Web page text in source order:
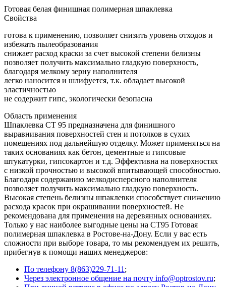
Готовая белая финишная полимерная шпаклевка
Свойства
готова к применению, позволяет снизить уровень отходов и
избежать пылеобразования
снижает расход краски за счет высокой степени белизны
позволяет получить максимально гладкую поверхность,
благодаря мелкому зерну наполнителя
легко наносится и шлифуется, т.к. обладает высокой
эластичностью
не содержит гипс, экологически безопасна
Область применения
Шпаклевка CT 95 предназначена для финишного
выравнивания поверхностей стен и потолков в сухих
помещениях под дальнейшую отделку. Может применяться на
таких основаниях как бетон, цементные и гипсовые
штукатурки, гипсокартон и т.д. Эффективна на поверхностях
с низкой прочностью и высокой впитывающей способностью.
Благодаря содержанию мелкодисперсного наполнителя
позволяет получить максимально гладкую поверхность.
Высокая степень белизны шпаклевки способствует снижению
расхода красок при окрашивании поверхностей. Не
рекомендована для применения на деревянных основаниях.
Только у нас наиболее выгодные цены на СТ95 Готовая
полимерная шпаклевка в Ростове-на-Дону. Если у вас есть
сложности при выборе товара, то мы рекомендуем их решить,
прибегнув к помощи наших менеджеров:
По телефону 8(863)229-71-11 ;
Через электронное общение на почту info@optrostov.ru;